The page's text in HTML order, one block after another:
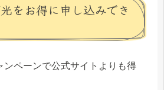
をお得に申し込みでき
ンペーンで公式サイトよりも得